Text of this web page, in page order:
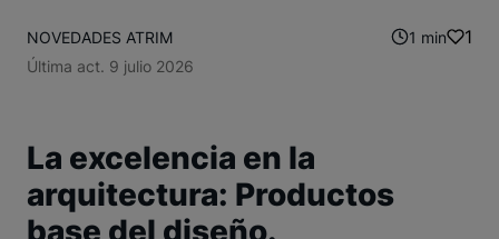
NOVEDADES ATRIM
Última act. 9 julio 2026
1 min 1
La excelencia en la
arquitectura: Productos
base del diseño.